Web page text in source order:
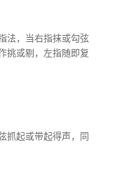
法，当右指抹或勾弦
挑或剔，左指随即复
抓起或带起得声，同